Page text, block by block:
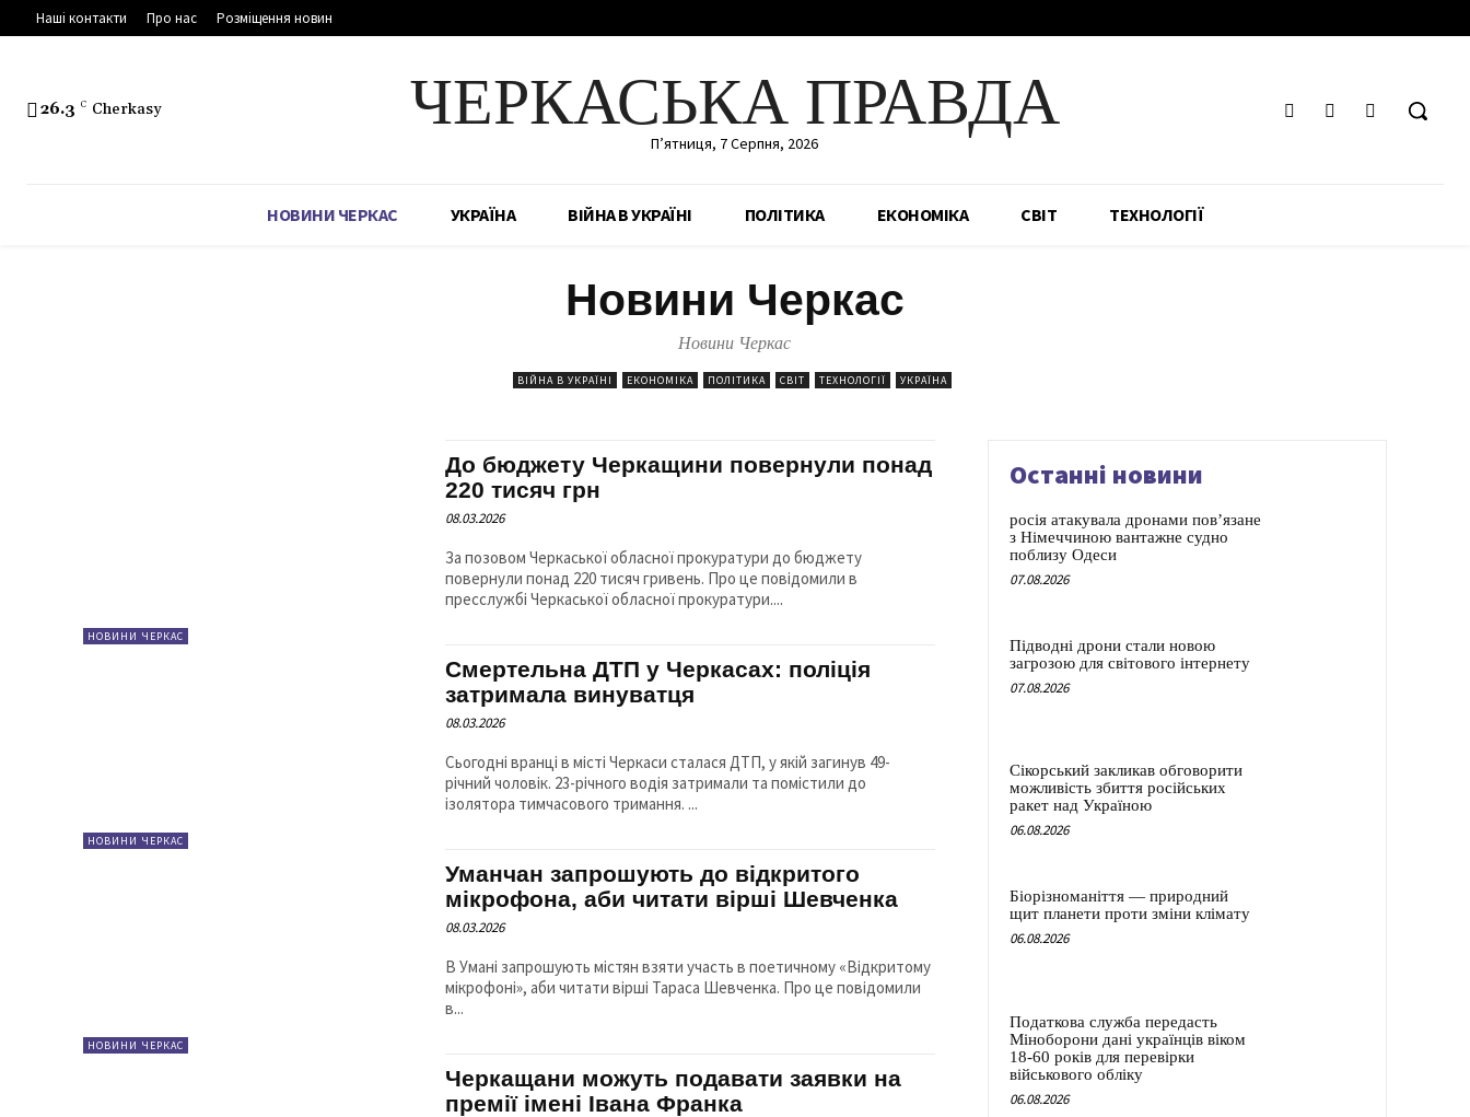
Наші контакти Про нас Розміщення новин
26.3 C Cherkasy ЧЕРКАСЬКА ПРАВДА
П’ятниця, 7 Серпня, 2026
НОВИНИ ЧЕРКАС УКРАЇНА ВІЙНА В УКРАЇНІ ПОЛІТИКА ЕКОНОМІКА СВІТ ТЕХНОЛОГІЇ
Новини Черкас
Новини Черкас
ВІЙНА В УКРАЇНІ ЕКОНОМІКА ПОЛІТИКА СВІТ ТЕХНОЛОГІЇ УКРАЇНА
НОВИНИ ЧЕРКАС
До бюджету Черкащини повернули понад
220 тисяч грн
08.03.2026
За позовом Черкаської обласної прокуратури до бюджету
повернули понад 220 тисяч гривень. Про це повідомили в
пресслужбі Черкаської обласної прокуратури....
НОВИНИ ЧЕРКАС
Смертельна ДТП у Черкасах: поліція
затримала винуватця
08.03.2026
Сьогодні вранці в місті Черкаси сталася ДТП, у якій загинув 49-
річний чоловік. 23-річного водія затримали та помістили до
ізолятора тимчасового тримання. ...
НОВИНИ ЧЕРКАС
Уманчан запрошують до відкритого
мікрофона, аби читати вірші Шевченка
08.03.2026
В Умані запрошують містян взяти участь в поетичному «Відкритому
мікрофоні», аби читати вірші Тараса Шевченка. Про це повідомили
в...
Черкащани можуть подавати заявки на
премії імені Івана Франка
Останні новини
росія атакувала дронами пов’язане
з Німеччиною вантажне судно
поблизу Одеси
07.08.2026
Підводні дрони стали новою
загрозою для світового інтернету
07.08.2026
Сікорський закликав обговорити
можливість збиття російських
ракет над Україною
06.08.2026
Біорізноманіття — природний
щит планети проти зміни клімату
06.08.2026
Податкова служба передасть
Міноборони дані українців віком
18-60 років для перевірки
військового обліку
06.08.2026